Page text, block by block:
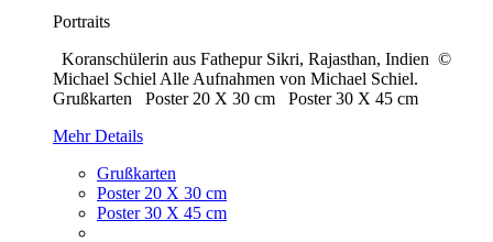
Portraits
Koranschülerin aus Fathepur Sikri, Rajasthan, Indien ©
Michael Schiel Alle Aufnahmen von Michael Schiel.
Grußkarten Poster 20 X 30 cm Poster 30 X 45 cm
Mehr Details
Grußkarten
Poster 20 X 30 cm
Poster 30 X 45 cm